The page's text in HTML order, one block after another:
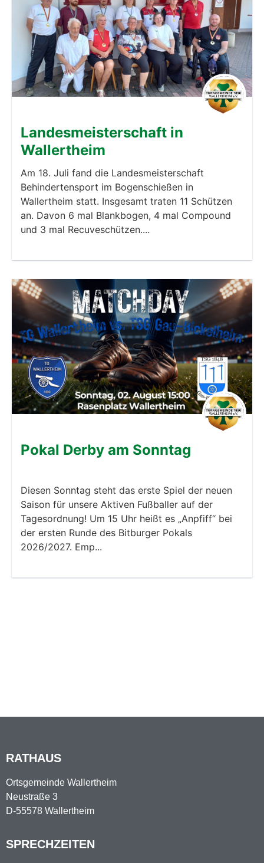
Landesmeisterschaft in
Wallertheim
Am 18. Juli fand die Landesmeisterschaft
Behindertensport im Bogenschießen in
Wallertheim statt. Insgesamt traten 11 Schützen
an. Davon 6 mal Blankbogen, 4 mal Compound
und 3 mal Recuveschützen....
Pokal Derby am Sonntag
Diesen Sonntag steht das erste Spiel der neuen
Saison für unsere Aktiven Fußballer auf der
Tagesordnung! Um 15 Uhr heißt es „Anpfiff“ bei
der ersten Runde des Bitburger Pokals
2026/2027. Emp...
RATHAUS
Ortsgemeinde Wallertheim
Neustraße 3
D-55578 Wallertheim
SPRECHZEITEN